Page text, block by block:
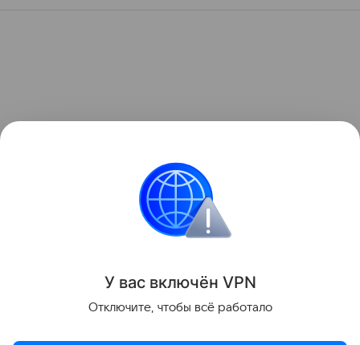
У вас включён VPN
Отключите, чтобы всё работало